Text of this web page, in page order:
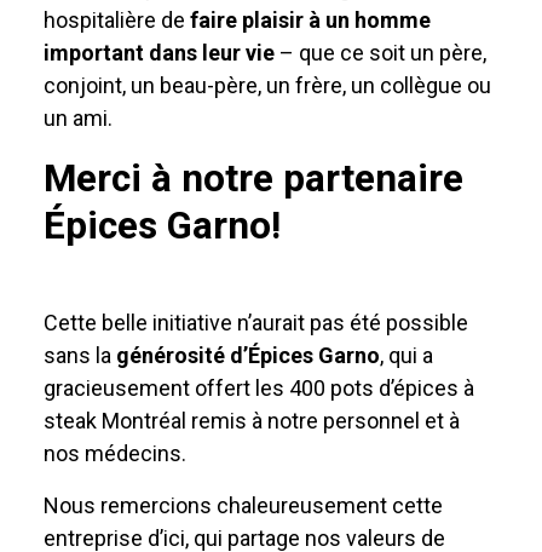
hospitalière de faire plaisir à un homme
important dans leur vie – que ce soit un père,
conjoint, un beau-père, un frère, un collègue ou
un ami.
Merci à notre partenaire
Épices Garno!
Cette belle initiative n’aurait pas été possible
sans la générosité d’Épices Garno, qui a
gracieusement offert les 400 pots d’épices à
steak Montréal remis à notre personnel et à
nos médecins.
Nous remercions chaleureusement cette
entreprise d’ici, qui partage nos valeurs de